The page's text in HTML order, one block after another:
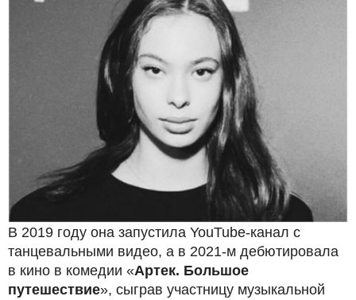
В 2019 году она запустила YouTube-канал с
танцевальными видео, а в 2021-м дебютировала
в кино в комедии «Артек. Большое
путешествие», сыграв участницу музыкальной